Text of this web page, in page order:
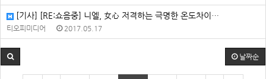
[기사] [RE:쇼음중] 니엘, 女心 저격하는 극명한 온도차이…
티오피미디어 2017.05.17
날짜순